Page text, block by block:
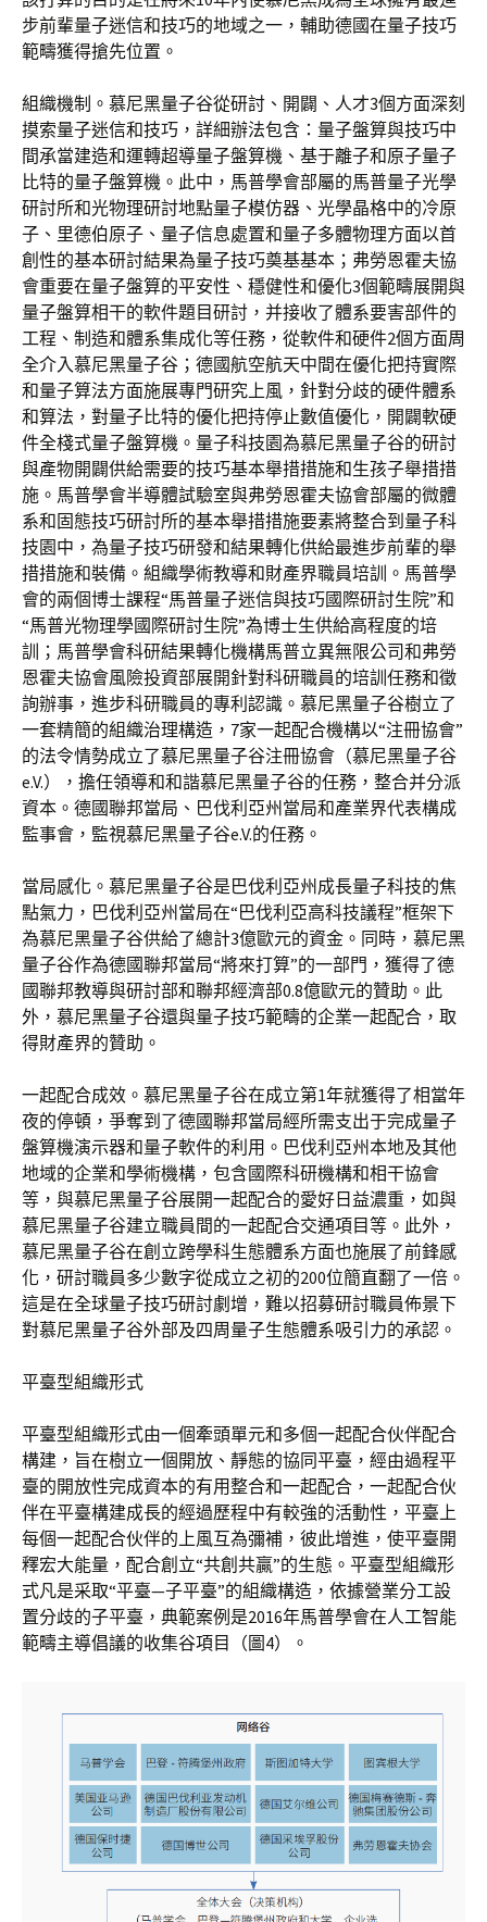
步前輩量子迷信和技巧的地域之一，輔助德國在量子技巧
範疇獲得搶先位置。
組織機制。慕尼黑量子谷從研討、開闢、人才3個方面深刻
摸索量子迷信和技巧，詳細辦法包含：量子盤算與技巧中
間承當建造和運轉超導量子盤算機、基于離子和原子量子
比特的量子盤算機。此中，馬普學會部屬的馬普量子光學
研討所和光物理研討地點量子模仿器、光學晶格中的冷原
子、里德伯原子、量子信息處置和量子多體物理方面以首
創性的基本研討結果為量子技巧奠基基本；弗勞恩霍夫協
會重要在量子盤算的平安性、穩健性和優化3個範疇展開與
量子盤算相干的軟件題目研討，并接收了體系要害部件的
工程、制造和體系集成化等任務，從軟件和硬件2個方面周
全介入慕尼黑量子谷；德國航空航天中間在優化把持實際
和量子算法方面施展專門研究上風，針對分歧的硬件體系
和算法，對量子比特的優化把持停止數值優化，開闢軟硬
件全棧式量子盤算機。量子科技園為慕尼黑量子谷的研討
與產物開闢供給需要的技巧基本舉措措施和生孩子舉措措
施。馬普學會半導體試驗室與弗勞恩霍夫協會部屬的微體
系和固態技巧研討所的基本舉措措施要素將整合到量子科
技園中，為量子技巧研發和結果轉化供給最進步前輩的舉
措措施和裝備。組織學術教導和財產界職員培訓。馬普學
會的兩個博士課程“馬普量子迷信與技巧國際研討生院”和
“馬普光物理學國際研討生院”為博士生供給高程度的培
訓；馬普學會科研結果轉化機構馬普立異無限公司和弗勞
恩霍夫協會風險投資部展開針對科研職員的培訓任務和徵
詢辦事，進步科研職員的專利認識。慕尼黑量子谷樹立了
一套精簡的組織治理構造，7家一起配合機構以“注冊協會”
的法令情勢成立了慕尼黑量子谷注冊協會（慕尼黑量子谷
e.V.），擔任領導和和諧慕尼黑量子谷的任務，整合并分派
資本。德國聯邦當局、巴伐利亞州當局和產業界代表構成
監事會，監視慕尼黑量子谷e.V.的任務。
當局感化。慕尼黑量子谷是巴伐利亞州成長量子科技的焦
點氣力，巴伐利亞州當局在“巴伐利亞高科技議程”框架下
為慕尼黑量子谷供給了總計3億歐元的資金。同時，慕尼黑
量子谷作為德國聯邦當局“將來打算”的一部門，獲得了德
國聯邦教導與研討部和聯邦經濟部0.8億歐元的贊助。此
外，慕尼黑量子谷還與量子技巧範疇的企業一起配合，取
得財產界的贊助。
一起配合成效。慕尼黑量子谷在成立第1年就獲得了相當年
夜的停頓，爭奪到了德國聯邦當局經所需支出于完成量子
盤算機演示器和量子軟件的利用。巴伐利亞州本地及其他
地域的企業和學術機構，包含國際科研機構和相干協會
等，與慕尼黑量子谷展開一起配合的愛好日益濃重，如與
慕尼黑量子谷建立職員間的一起配合交通項目等。此外，
慕尼黑量子谷在創立跨學科生態體系方面也施展了前鋒感
化，研討職員多少數字從成立之初的200位簡直翻了一倍。
這是在全球量子技巧研討劇增，難以招募研討職員佈景下
對慕尼黑量子谷外部及四周量子生態體系吸引力的承認。
平臺型組織形式
平臺型組織形式由一個牽頭單元和多個一起配合伙伴配合
構建，旨在樹立一個開放、靜態的協同平臺，經由過程平
臺的開放性完成資本的有用整合和一起配合，一起配合伙
伴在平臺構建成長的經過歷程中有較強的活動性，平臺上
每個一起配合伙伴的上風互為彌補，彼此增進，使平臺開
釋宏大能量，配合創立“共創共贏”的生態。平臺型組織形
式凡是采取“平臺—子平臺”的組織構造，依據營業分工設
置分歧的子平臺，典範案例是2016年馬普學會在人工智能
範疇主導倡議的收集谷項目（圖4）。